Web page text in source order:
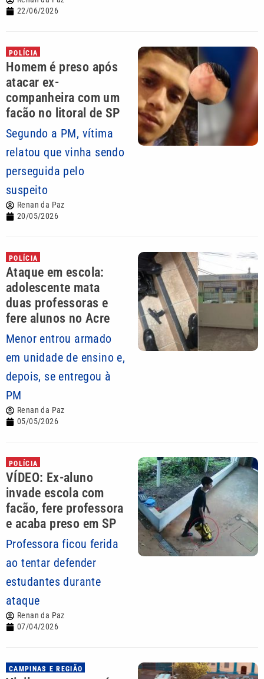
22/06/2026
POLÍCIA
Homem é preso após
atacar ex-
companheira com um
facão no litoral de SP
Segundo a PM, vítima
relatou que vinha sendo
perseguida pelo
suspeito
Renan da Paz
20/05/2026
POLÍCIA
Ataque em escola:
adolescente mata
duas professoras e
fere alunos no Acre
Menor entrou armado
em unidade de ensino e,
depois, se entregou à
PM
Renan da Paz
05/05/2026
POLÍCIA
VÍDEO: Ex-aluno
invade escola com
facão, fere professora
e acaba preso em SP
Professora ficou ferida
ao tentar defender
estudantes durante
ataque
Renan da Paz
07/04/2026
CAMPINAS E REGIÃO